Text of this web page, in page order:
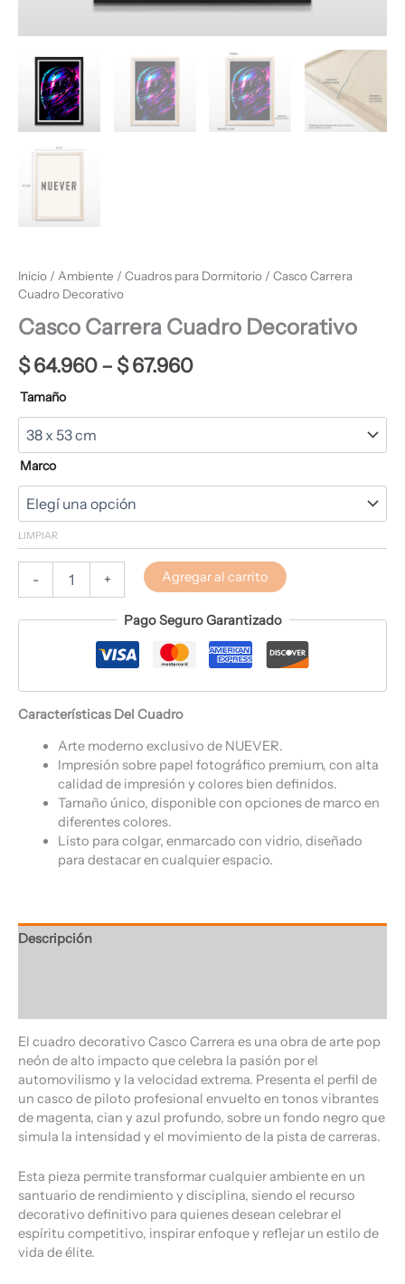
Inicio / Ambiente / Cuadros para Dormitorio / Casco Carrera
Cuadro Decorativo
Casco Carrera Cuadro Decorativo
$64.960– $67.960
Tamaño
Marco
LIMPIAR
- + Agregar al carrito
Pago Seguro Garantizado
Características Del Cuadro
Arte moderno exclusivo de NUEVER.
Impresión sobre papel fotográfico premium, con alta
calidad de impresión y colores bien definidos.
Tamaño único, disponible con opciones de marco en
diferentes colores.
Listo para colgar, enmarcado con vidrio, diseñado
para destacar en cualquier espacio.
Descripción
El cuadro decorativo Casco Carrera es una obra de arte pop
neón de alto impacto que celebra la pasión por el
automovilismo y la velocidad extrema. Presenta el perfil de
un casco de piloto profesional envuelto en tonos vibrantes
de magenta, cian y azul profundo, sobre un fondo negro que
simula la intensidad y el movimiento de la pista de carreras.
Esta pieza permite transformar cualquier ambiente en un
santuario de rendimiento y disciplina, siendo el recurso
decorativo definitivo para quienes desean celebrar el
espíritu competitivo, inspirar enfoque y reflejar un estilo de
vida de élite.